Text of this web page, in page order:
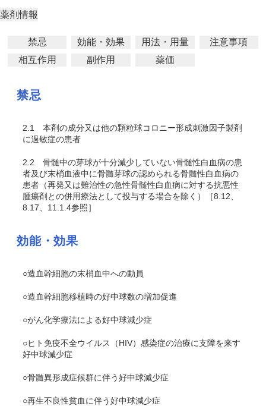
薬剤情報
禁忌 効能・効果 用法・用量
注意事項
相互作用
副作用 薬価
禁忌
2.1
本剤の成分又は他の顆粒球コロニー形成刺激因子製剤
に過敏症の患者
2.2 骨髄中の芽球が十分減少していない骨髄性白血病の患
者及び末梢血液中に骨髄芽球の認められる骨髄性白血病の
患者（再発又は難治性の急性骨髄性白血病に対する抗悪性
腫瘍剤との併用療法として投与する場合を除く）［8.12、
8.17、11.1.4参照］
効能・効果
○造血幹細胞の末梢血中への動員
○造血幹細胞移植時の好中球数の増加促進
○がん化学療法による好中球減少症
○ヒト免疫不全ウイルス（HIV）感染症の治療に支障を来す
好中球減少症
○骨髄異形成症候群に伴う好中球減少症
○再生不良性貧血に伴う好中球減少症